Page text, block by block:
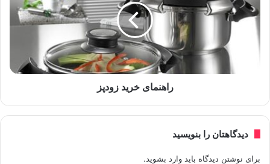
راهنمای خرید زودپز
دیدگاهتان را بنویسید
برای نوشتن دیدگاه باید وارد بشوید.